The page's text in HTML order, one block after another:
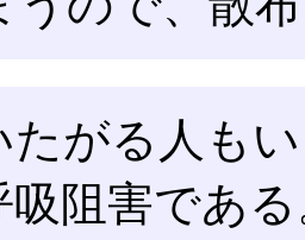
たがる人も
吸阻害であ